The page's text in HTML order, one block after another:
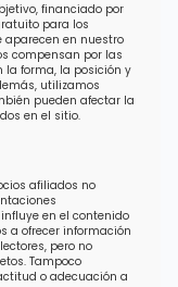
financiado por
para los
aparecen en nuestro
compensan por las
la forma, la posición y
utilizamos
pueden afectar la
en el sitio.
afiliados no
en el contenido
a ofrecer información
pero no
Tampoco
o adecuación a